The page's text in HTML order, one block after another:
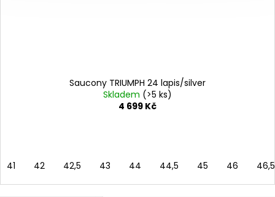
Saucony TRIUMPH 24 lapis/silver
Skladem (>5 ks)
4 699 Kč
41 42 42,5 43 44 44,5 45 46 46,5